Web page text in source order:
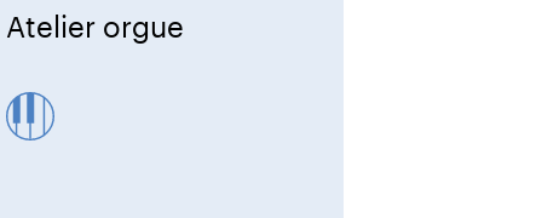
Atelier orgue